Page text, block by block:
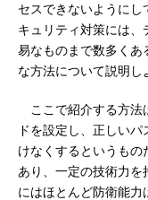
セスできないようにし
キュリティ対策には、
易なものまで数多くあ
な方法について説明し
ここで紹介する方法
ドを設定し、正しい
けなくするというも
あり、一定の技術力を
にはほとんど防衛能力